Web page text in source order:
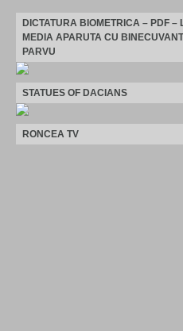
DICTATURA BIOMETRICA – PDF
MEDIA APARUTA CU
PARVU
STATUES OF DACIANS
RONCEA TV